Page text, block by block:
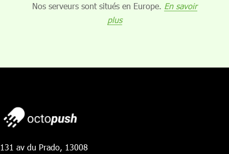
Nos serveurs sont situés en Europe. En savoir
plus
131 av du Prado, 13008